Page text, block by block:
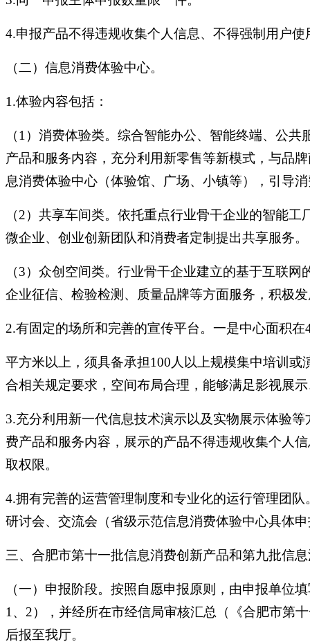
4.申报产品不得违规收集个人信息、不得强制用户
（二）信息消费体验中心。
1.体验内容包括：
（1）消费体验类。综合智能办公、智能终端、公
产品和服务内容，充分利用新零售等新模式，与品
息消费体验中心（体验馆、广场、小镇等），引导
（2）共享车间类。依托重点行业骨干企业的智能
微企业、创业创新团队和消费者定制提出共享服务。
（3）众创空间类。行业骨干企业建立的基于互联
企业征信、检验检测、质量品牌等方面服务，积极
2.有固定的场所和完善的宣传平台。一是中心面积在
平方米以上，须具备承担100人以上规模集中培训
合相关规定要求，空间布局合理，能够满足影视展
3.充分利用新一代信息技术演示以及实物展示体验
费产品和服务内容，展示的产品不得违规收集个人
取权限。
4.拥有完善的运营管理制度和专业化的运行管理团
研讨会、交流会（省级示范信息消费体验中心具体
三、合肥市第十一批信息消费创新产品和第九批信
（一）申报阶段。按照自愿申报原则，由申报单位
1、2），并经所在市经信局审核汇总（《合肥市第
后报至我厅。